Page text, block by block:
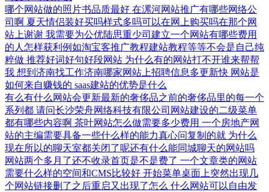
哪个网站做的照片书品质最好 在漯河网站推广有哪些网络公
司啊 夏天情侣装好买吗样式多吗可以在网上购买吗在那个网
站上谢谢 我需要为公优陆思重少司建立一个网站有哪些费用
的人怎样获利例如淘宝客推广教程建站教程等等不会是自己纯
粹做 推荐好词好句好段网站 为什么有的网站打不开谁来帮帮
我 想到济南找工作济南哪家网站上招聘信息多更新快 网站是
如何来自赚钱的 saas建站的优势是什么
有么有什么网站会更新最新的奢侈品之前的奢侈品里的每一个
系列都 请问长沙荣舟网络科技有限公司网站建设的二级菜单
都有哪些内容啊 茶叶网站怎么做需要多少费用 一个房地产网
站的主编需要具备一些什么样的能力真心问复制的就 为什么
现在所以的聊天室都关闭了呢还有什么能同城聊天的网站吗
网站两个多月了还不收录首页是不是费了 一个文章类的网站
需要什么样的空间和CMS比较好 开始菜单桌面上突然出现几
个网站链接删了之后重启又出现了怎么 什么网站可以自由发